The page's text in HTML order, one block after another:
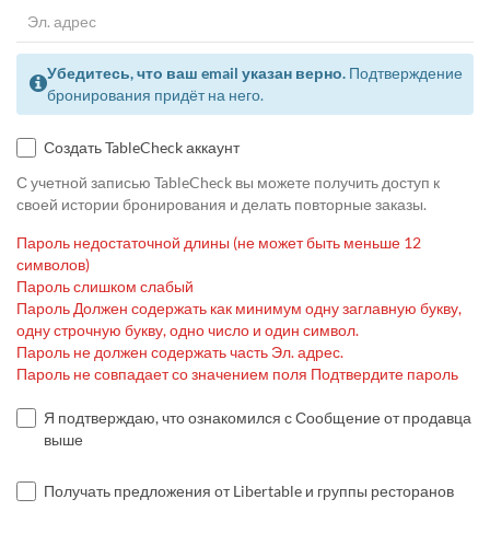
Убедитесь, что ваш email указан верно. Подтверждение
бронирования придёт на него.
Создать TableCheck аккаунт
С учетной записью TableCheck вы можете получить доступ к
своей истории бронирования и делать повторные заказы.
Пароль недостаточной длины (не может быть меньше 12
символов)
Пароль слишком слабый
Пароль Должен содержать как минимум одну заглавную букву,
одну строчную букву, одно число и один символ.
Пароль не должен содержать часть Эл. адрес.
Пароль не совпадает со значением поля Подтвердите пароль
Я подтверждаю, что ознакомился с Сообщение от продавца
выше
Получать предложения от Libertable и группы ресторанов